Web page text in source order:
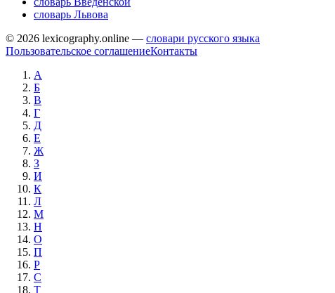
словарь Львова
© 2026 lexicography.online — словари русского языка
Пользовательское соглашениеКонтакты
А
Б
В
Г
Д
Е
Ж
З
И
К
Л
М
Н
О
П
Р
С
Т